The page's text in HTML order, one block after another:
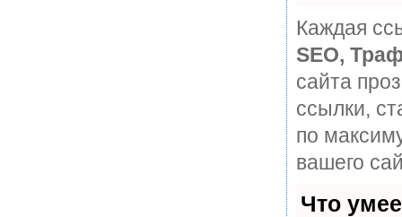
Каждая
SEO,
сайта
ссылки,
по
вашего
Что